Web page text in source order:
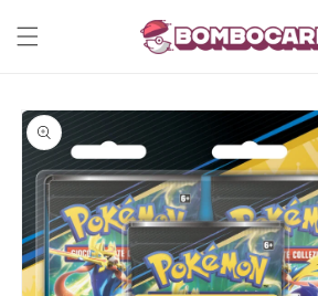
direttamente
ai contenuti
Passa alle
informazioni
sul prodotto